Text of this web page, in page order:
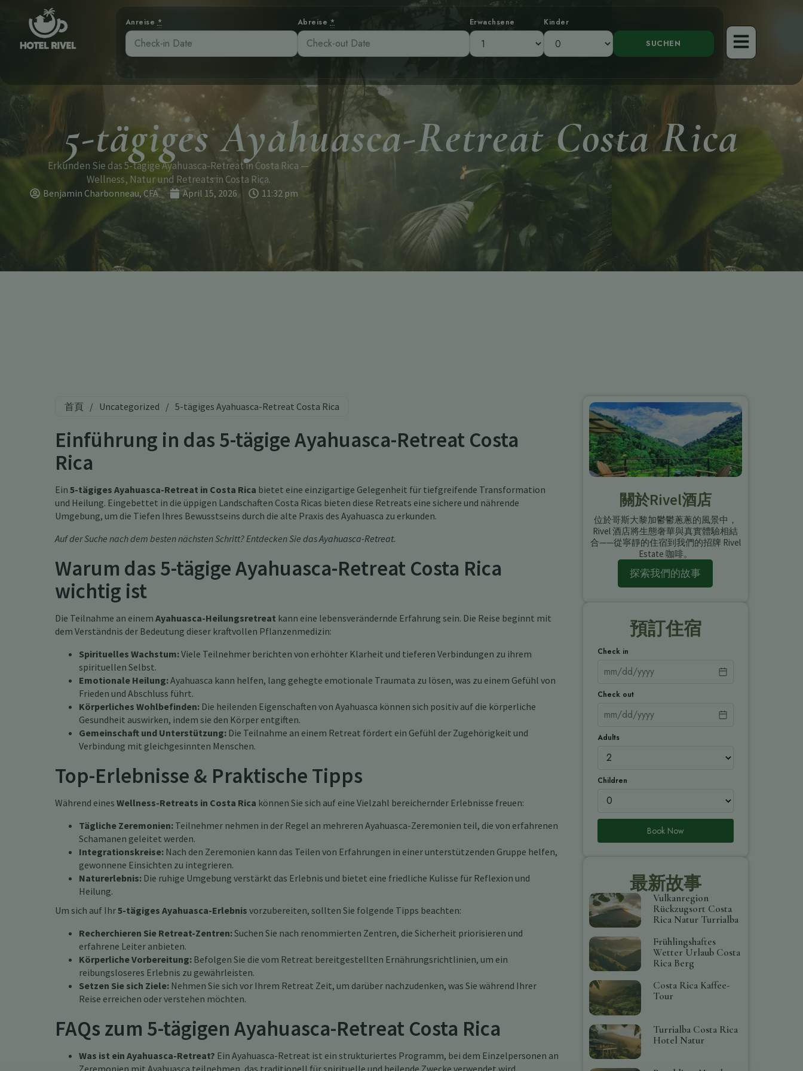
Anreise * Abreise * Erwachsene Kinder
5-tägiges Ayahuasca-Retreat Costa Rica
Erkunden Sie das 5-tägige Ayahuasca-Retreat in Costa Rica —
Wellness, Natur und Retreats in Costa Rica.
Benjamin Charbonneau, CFA April 15, 2026 11:32 pm
首頁 / Uncategorized / 5-tägiges Ayahuasca-Retreat Costa Rica
Einführung in das 5-tägige Ayahuasca-Retreat Costa
Rica
Ein 5-tägiges Ayahuasca-Retreat in Costa Rica bietet eine einzigartige Gelegenheit für tiefgreifende Transformation
und Heilung. Eingebettet in die üppigen Landschaften Costa Ricas bieten diese Retreats eine sichere und nährende
Umgebung, um die Tiefen Ihres Bewusstseins durch die alte Praxis des Ayahuasca zu erkunden.
Auf der Suche nach dem besten nächsten Schritt? Entdecken Sie dasAyahuasca-Retreat.
Warum das 5-tägige Ayahuasca-Retreat Costa Rica
wichtig ist
Die Teilnahme an einem Ayahuasca-Heilungsretreat kann eine lebensverändernde Erfahrung sein. Die Reise beginnt mit
dem Verständnis der Bedeutung dieser kraftvollen Pflanzenmedizin:
Spirituelles Wachstum:Viele Teilnehmer berichten von erhöhter Klarheit und tieferen Verbindungen zu ihrem
spirituellen Selbst.
Emotionale Heilung:Ayahuasca kann helfen, lang gehegte emotionale Traumata zu lösen, was zu einem Gefühl von
Frieden und Abschluss führt.
Körperliches Wohlbefinden: Die heilenden Eigenschaften von Ayahuasca können sich positiv auf die körperliche
Gesundheit auswirken, indem sie den Körper entgiften.
Gemeinschaft und Unterstützung: Die Teilnahme an einem Retreat fördert ein Gefühl der Zugehörigkeit und
Verbindung mit gleichgesinnten Menschen.
Top-Erlebnisse & Praktische Tipps
Während eines Wellness-Retreats in Costa Rica können Sie sich auf eine Vielzahl bereichernder Erlebnisse freuen:
Tägliche Zeremonien: Teilnehmer nehmen in der Regel an mehreren Ayahuasca-Zeremonien teil, die von erfahrenen
Schamanen geleitet werden.
Integrationskreise: Nach den Zeremonien kann das Teilen von Erfahrungen in einer unterstützenden Gruppe helfen,
gewonnene Einsichten zu integrieren.
Naturerlebnis: Die ruhige Umgebung verstärkt das Erlebnis und bietet eine friedliche Kulisse für Reflexion und
Heilung.
Um sich auf Ihr5-tägiges Ayahuasca-Erlebnis vorzubereiten, sollten Sie folgende Tipps beachten:
Recherchieren Sie Retreat-Zentren:Suchen Sie nach renommierten Zentren, die Sicherheit priorisieren und
erfahrene Leiter anbieten.
Körperliche Vorbereitung: Befolgen Sie die vom Retreat bereitgestellten Ernährungsrichtlinien, um ein
reibungsloseres Erlebnis zu gewährleisten.
Setzen Sie sich Ziele: Nehmen Sie sich vor Ihrem Retreat Zeit, um darüber nachzudenken, was Sie während Ihrer
Reise erreichen oder verstehen möchten.
FAQs zum 5-tägigen Ayahuasca-Retreat Costa Rica
Was ist ein Ayahuasca-Retreat? Ein Ayahuasca-Retreat ist ein strukturiertes Programm, bei dem Einzelpersonen an
Zeremonien mit Ayahuasca teilnehmen, das traditionell für spirituelle und heilende Zwecke verwendet wird.
關於Rivel酒店
位於哥斯大黎加鬱鬱蔥蔥的風景中，
Rivel 酒店將生態奢華與真實體驗相結
合——從寧靜的住宿到我們的招牌 Rivel
Estate 咖啡。
探索我們的故事
預訂住宿
Check in
Check out
Adults
Children
Book Now
最新故事
Vulkanregion
Rückzugsort Costa
Rica Natur Turrialba
Frühlingshaftes
Wetter Urlaub Costa
Rica Berg
Costa Rica Kaffee-
Tour
Turrialba Costa Rica
Hotel Natur